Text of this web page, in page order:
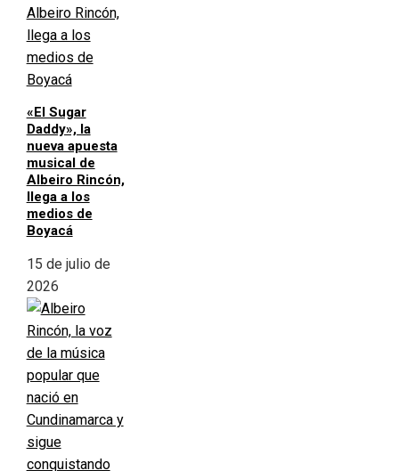
«El Sugar
Daddy», la
nueva apuesta
musical de
Albeiro Rincón,
llega a los
medios de
Boyacá
15 de julio de
2026